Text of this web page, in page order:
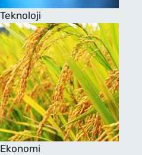
Teknoloji
Ekonomi